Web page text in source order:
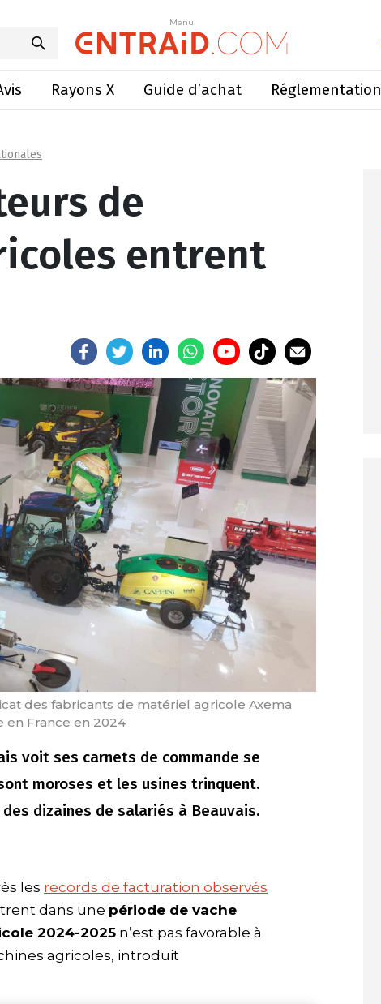
Menu
Rayons X Guide d’achat Réglementation
Menu
agricoles entrent en crise
de
entrent
des fabricants de matériel agricole Axema
France en 2024
voit ses carnets de commande se
moroses et les usines trinquent.
dizaines de salariés à Beauvais.
les records de facturation observés
dans une période de vache
2024-2025 n’est pas favorable à
agricoles, introduit